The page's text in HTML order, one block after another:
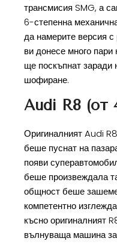
трансмисия SMG, а
6-степенна
да намерите версия
ви донесе много пари
ще поскъпнат заради
шофиране.
Audi R8 (от
Оригиналният Audi
беше пуснат на
появи
беше произвеждала
общност беше
компетентно
късно оригиналният
вълнуваща машина